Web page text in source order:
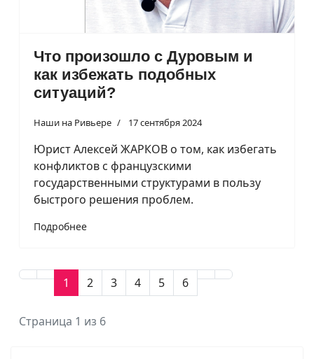
Что произошло с Дуровым и
как избежать подобных
ситуаций?
Наши на Ривьере 17 сентября 2024
Юрист Алексей ЖАРКОВ о том, как избегать
конфликтов с французскими
государственными структурами в пользу
быстрого решения проблем.
Подробнее
1 2 3 4 5 6
Страница 1 из 6